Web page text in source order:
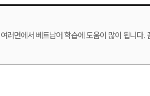
여러면에서 베트남어 학습에 도움이 많이 됩니다